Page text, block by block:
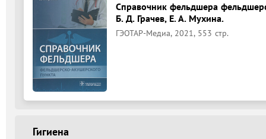
Справочник фельдшера
Б. Д. Грачев, Е. А. Мухина.
ГЭОТАР-Медиа, 2021, 553 стр.
Гигиена